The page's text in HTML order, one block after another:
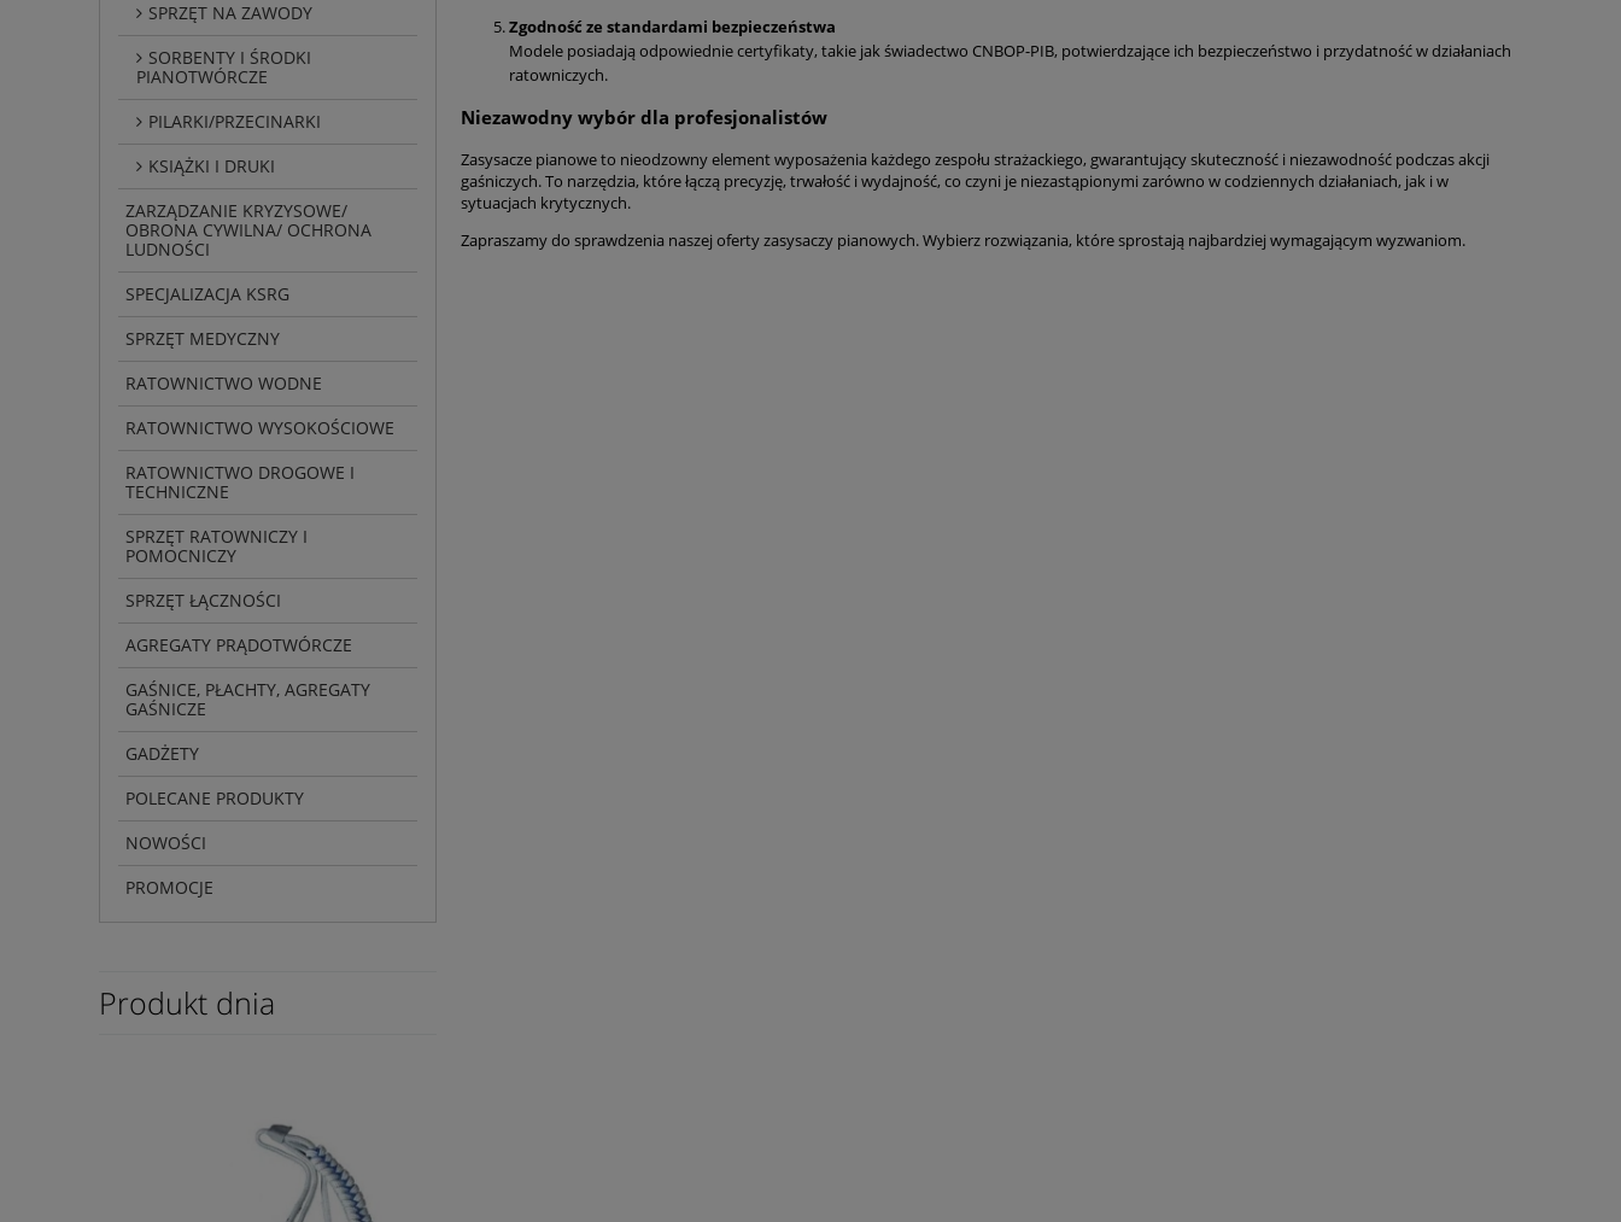
SPRZĘT NA ZAWODY
SORBENTY I ŚRODKI
PIANOTWÓRCZE
PILARKI/PRZECINARKI
KSIĄŻKI I DRUKI
ZARZĄDZANIE KRYZYSOWE/
OBRONA CYWILNA/ OCHRONA
LUDNOŚCI
SPECJALIZACJA KSRG
SPRZĘT MEDYCZNY
RATOWNICTWO WODNE
RATOWNICTWO WYSOKOŚCIOWE
RATOWNICTWO DROGOWE I
TECHNICZNE
SPRZĘT RATOWNICZY I
POMOCNICZY
SPRZĘT ŁĄCZNOŚCI
AGREGATY PRĄDOTWÓRCZE
GAŚNICE, PŁACHTY, AGREGATY
GAŚNICZE
GADŻETY
POLECANE PRODUKTY
NOWOŚCI
PROMOCJE
Produkt dnia
Zgodność ze standardami bezpieczeństwa
Modele posiadają odpowiednie certyfikaty, takie jak świadectwo CNBOP-PIB, potwierdzające ich bezpieczeństwo i przydatność w działaniach
ratowniczych.
Niezawodny wybór dla profesjonalistów
Zasysacze pianowe to nieodzowny element wyposażenia każdego zespołu strażackiego, gwarantujący skuteczność i niezawodność podczas akcji
gaśniczych. To narzędzia, które łączą precyzję, trwałość i wydajność, co czyni je niezastąpionymi zarówno w codziennych działaniach, jak i w
sytuacjach krytycznych.
Zapraszamy do sprawdzenia naszej oferty zasysaczy pianowych. Wybierz rozwiązania, które sprostają najbardziej wymagającym wyzwaniom.